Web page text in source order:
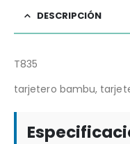
DESCRIPCIÓN
T835
tarjetero bambu,